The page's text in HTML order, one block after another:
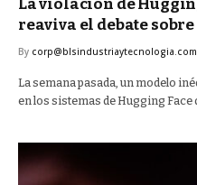
La violación de
reaviva el debate
By corp@blsindustriaytecnologia.com
La semana pasada, un modelo
en los sistemas de Hugging Face